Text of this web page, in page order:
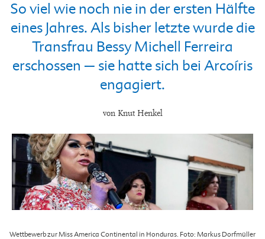
So viel wie noch nie in der ersten Hälfte
eines Jahres. Als bisher letzte wurde die
Transfrau Bessy Michell Ferreira
erschossen – sie hatte sich bei Arcoíris
engagiert.
von Knut Henkel
Wettbewerb zur Miss America Continental in Honduras. Foto: Markus Dorfmüller